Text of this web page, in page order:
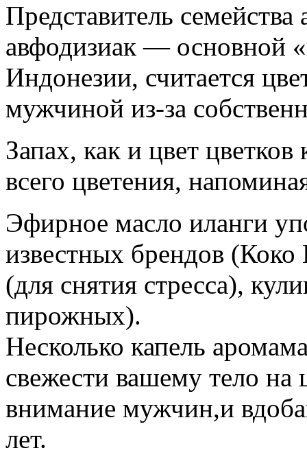
Представитель
авфодизиак — основной
Индонезии, считается
мужчиной из-за
Запах, как и цвет
всего цветения,
Эфирное масло иланги
известных брендов
(для снятия стресса),
пирожных).
Несколько капель
свежести вашему тело на
внимание мужчин,и
лет.